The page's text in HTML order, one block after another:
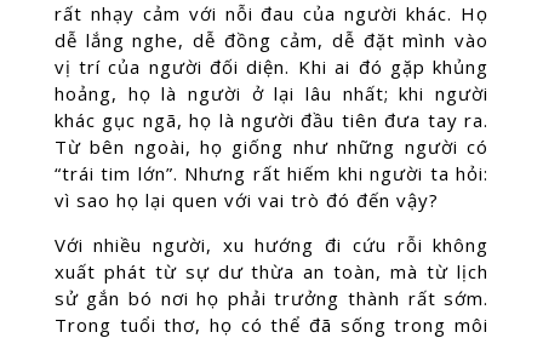
rất nhạy cảm với nỗi đau của người khác. Họ
dễ lắng nghe, dễ đồng cảm, dễ đặt mình vào
vị trí của người đối diện. Khi ai đó gặp khủng
hoảng, họ là người ở lại lâu nhất; khi người
khác gục ngã, họ là người đầu tiên đưa tay ra.
Từ bên ngoài, họ giống như những người có
“trái tim lớn”. Nhưng rất hiếm khi người ta hỏi:
vì sao họ lại quen với vai trò đó đến vậy?
Với nhiều người, xu hướng đi cứu rỗi không
xuất phát từ sự dư thừa an toàn, mà từ lịch
sử gắn bó nơi họ phải trưởng thành rất sớm.
Trong tuổi thơ, họ có thể đã sống trong môi